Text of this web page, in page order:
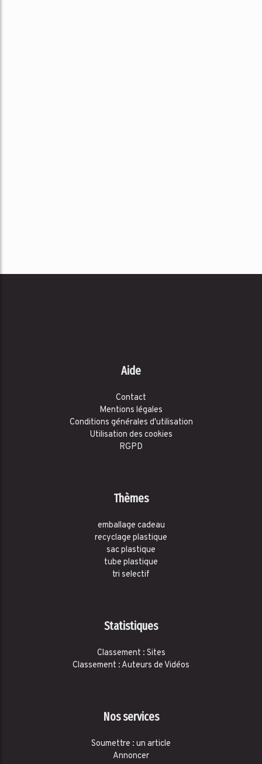
Aide
Contact
Mentions légales
Conditions générales d'utilisation
Utilisation des cookies
RGPD
Thèmes
emballage cadeau
recyclage plastique
sac plastique
tube plastique
tri selectif
Statistiques
Classement : Sites
Classement : Auteurs de Vidéos
Nos services
Soumettre : un article
Annoncer